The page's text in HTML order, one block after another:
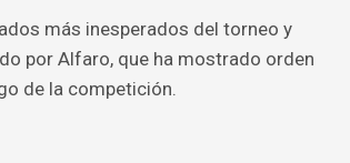
más inesperados del torneo y
por Alfaro, que ha mostrado orden
de la competición.